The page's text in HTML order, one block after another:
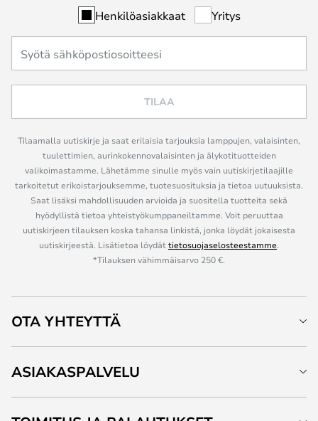
Henkilöasiakkaat Yritys
TILAA
Tilaamalla uutiskirje ja saat erilaisia tarjouksia lamppujen, valaisinten,
tuulettimien, aurinkokennovalaisinten ja älykotituotteiden
valikoimastamme. Lähetämme sinulle myös vain uutiskirjetilaajille
tarkoitetut erikoistarjouksemme, tuotesuosituksia ja tietoa uutuuksista.
Saat lisäksi mahdollisuuden arvioida ja suositella tuotteita sekä
hyödyllistä tietoa yhteistyökumppaneiltamme. Voit peruuttaa
uutiskirjeen tilauksen koska tahansa linkistä, jonka löydät jokaisesta
uutiskirjeestä. Lisätietoa löydättietosuojaselosteestamme.
*Tilauksen vähimmäisarvo 250 €.
OTA YHTEYTTÄ
ASIAKASPALVELU